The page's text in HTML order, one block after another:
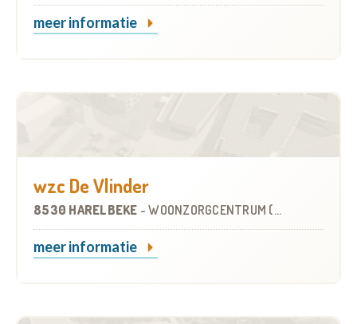
meer informatie
wzc De Vlinder
8530 HARELBEKE -WOONZORGCENTRUM (WZC)
meer informatie